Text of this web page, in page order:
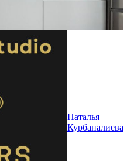
Наталья
Курбаналиева